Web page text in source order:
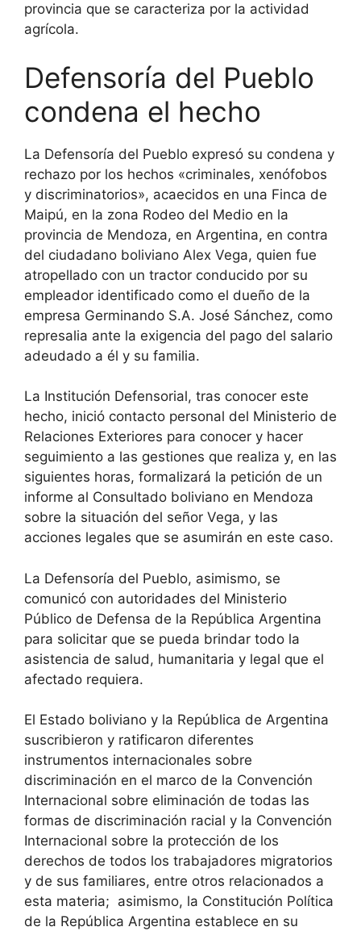
provincia que se caracteriza por la actividad
agrícola.
Defensoría del Pueblo
condena el hecho
La Defensoría del Pueblo expresó su condena y
rechazo por los hechos «criminales, xenófobos
y discriminatorios», acaecidos en una Finca de
Maipú, en la zona Rodeo del Medio en la
provincia de Mendoza, en Argentina, en contra
del ciudadano boliviano Alex Vega, quien fue
atropellado con un tractor conducido por su
empleador identificado como el dueño de la
empresa Germinando S.A. José Sánchez, como
represalia ante la exigencia del pago del salario
adeudado a él y su familia.
La Institución Defensorial, tras conocer este
hecho, inició contacto personal del Ministerio de
Relaciones Exteriores para conocer y hacer
seguimiento a las gestiones que realiza y, en las
siguientes horas, formalizará la petición de un
informe al Consultado boliviano en Mendoza
sobre la situación del señor Vega, y las
acciones legales que se asumirán en este caso.
La Defensoría del Pueblo, asimismo, se
comunicó con autoridades del Ministerio
Público de Defensa de la República Argentina
para solicitar que se pueda brindar todo la
asistencia de salud, humanitaria y legal que el
afectado requiera.
El Estado boliviano y la República de Argentina
suscribieron y ratificaron diferentes
instrumentos internacionales sobre
discriminación en el marco de la Convención
Internacional sobre eliminación de todas las
formas de discriminación racial y la Convención
Internacional sobre la protección de los
derechos de todos los trabajadores migratorios
y de sus familiares, entre otros relacionados a
esta materia; asimismo, la Constitución Política
de la República Argentina establece en su